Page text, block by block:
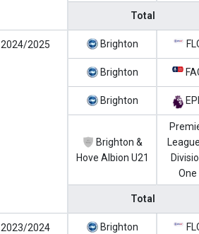
Total
2024/2025 Brighton
Brighton
Brighton
Brighton &
Hove Albion U21
One
Total
2023/2024 Brighton